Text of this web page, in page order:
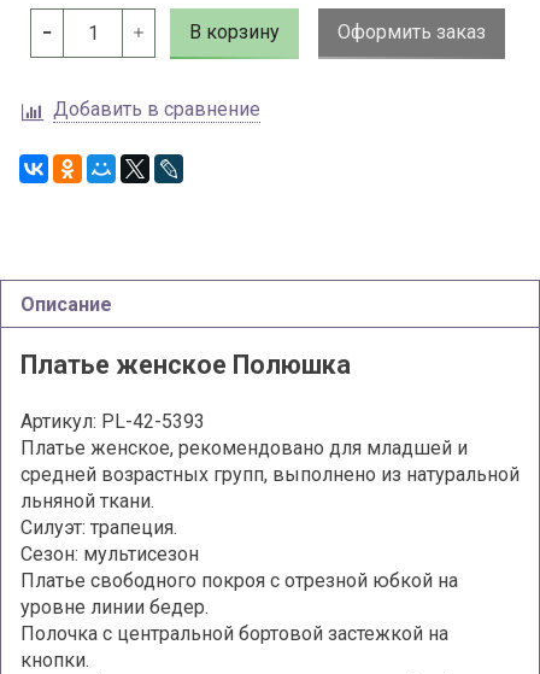
В корзину Оформить заказ
Добавить в сравнение
Описание
Платье женское Полюшка
Артикул: PL-42-5393
Платье женское, рекомендовано для младшей и
средней возрастных групп, выполнено из натуральной
льняной ткани.
Силуэт: трапеция.
Сезон: мультисезон
Платье свободного покроя с отрезной юбкой на
уровне линии бедер.
Полочка с центральной бортовой застежкой на
кнопки.